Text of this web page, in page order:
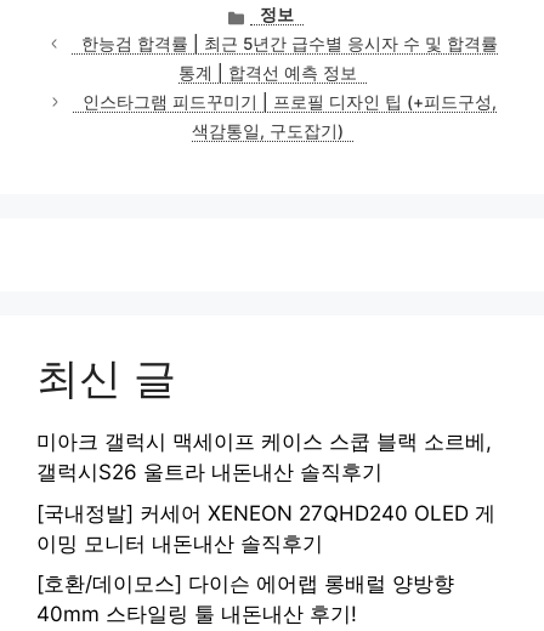
카
테
고
리
정보
한능검 합격률 | 최근 5년간 급수별 응시자 수 및 합격률
통계 | 합격선 예측 정보
인스타그램 피드꾸미기 | 프로필 디자인 팁 (+피드구성,
색감통일, 구도잡기)
최신 글
미아크 갤럭시 맥세이프 케이스 스쿱 블랙 소르베,
갤럭시S26 울트라 내돈내산 솔직후기
[국내정발] 커세어 XENEON 27QHD240 OLED 게
이밍 모니터 내돈내산 솔직후기
[호환/데이모스] 다이슨 에어랩 롱배럴 양방향
40mm 스타일링 툴 내돈내산 후기!